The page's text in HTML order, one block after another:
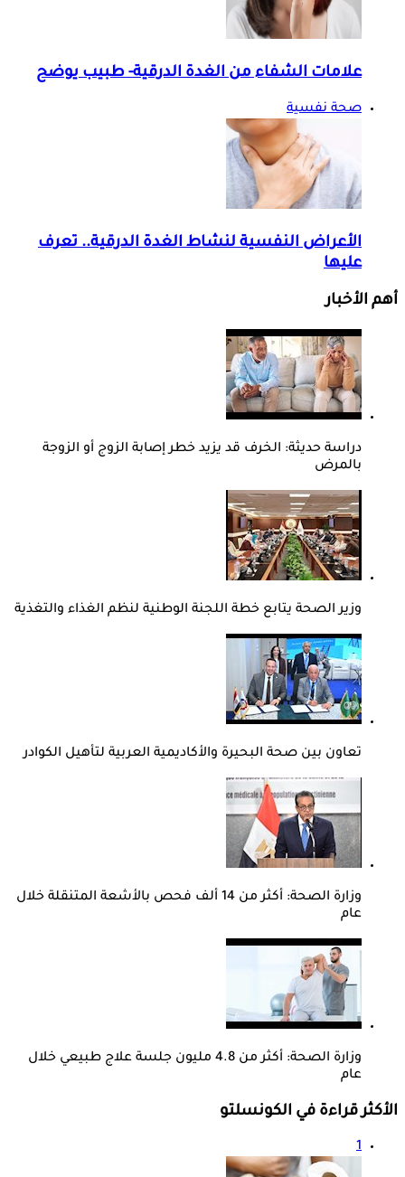
علامات الشفاء من الغدة الدرقية- طبيب يوضح
صحة نفسية
الأعراض النفسية لنشاط الغدة الدرقية.. تعرف
عليها
أهم الأخبار
دراسة حديثة: الخرف قد يزيد خطر إصابة الزوج أو الزوجة
بالمرض
وزير الصحة يتابع خطة اللجنة الوطنية لنظم الغذاء والتغذية
تعاون بين صحة البحيرة والأكاديمية العربية لتأهيل الكوادر
وزارة الصحة: أكثر من 14 ألف فحص بالأشعة المتنقلة خلال
عام
وزارة الصحة: أكثر من 4.8 مليون جلسة علاج طبيعي خلال
عام
الأكثر قراءة في الكونسلتو
1